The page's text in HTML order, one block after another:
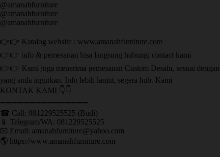
@amanahfurniture
@amanahfurniture
@amanahfurniture
👉👉 Katalog website : www.amanahfurniture.com
👉👉 info & pemesanan bisa langsung hubungi contact kami
👉👉 Kami juga menerima pemesanan Custom Desain, sesuai dengan
yang anda inginkan. Info lebih lanjut, segera hub. Kami
KONTAK KAMI 👇👇
➖➖➖➖➖➖➖➖➖➖➖➖➖➖➖ ㅤ
☎ Call: 081229525525 (Budi)
📱 Telegram/WA: 081229525525
📧 Email: amanahfurniture@yahoo.com
🌎 https://www.amanahfurniture.com